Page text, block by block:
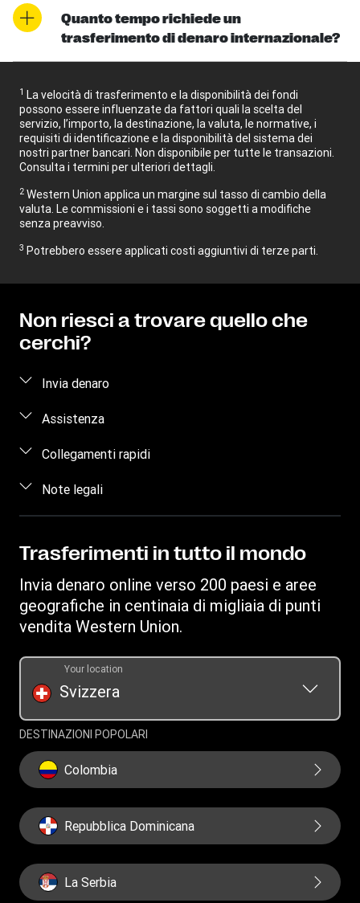
Quanto tempo richiede un
trasferimento di denaro internazionale?
1 La velocità di trasferimento e la disponibilità dei fondi
possono essere influenzate da fattori quali la scelta del
servizio, l’importo, la destinazione, la valuta, le normative, i
requisiti di identificazione e la disponibilità del sistema dei
nostri partner bancari. Non disponibile per tutte le transazioni.
Consulta i termini per ulteriori dettagli.
2 Western Union applica un margine sul tasso di cambio della
valuta. Le commissioni e i tassi sono soggetti a modifiche
senza preavviso.
3 Potrebbero essere applicati costi aggiuntivi di terze parti.
Non riesci a trovare quello che
cerchi?
Invia denaro
Invia denaro online
Traccia trasferimento
Trova agenzie
Scarica app
Assistenza
Domande frequenti
Collegamenti rapidi
Accedi/Registrati
Diventa un agente
Richiesta cronologia dei trasferimenti
Note legali
Informativa Sulla Privacy
Informazioni sui cookie
Trasferimenti in tutto il mondo
Invia denaro online verso 200 paesi e aree
geografiche in centinaia di migliaia di punti
vendita Western Union.
Svizzera
Your location
DESTINAZIONI POPOLARI
Colombia
Repubblica Dominicana
La Serbia